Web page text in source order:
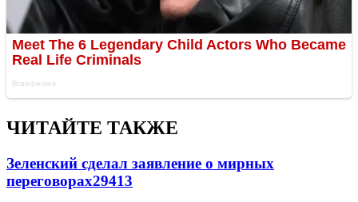
ЧИТАЙТЕ ТАКЖЕ
Зеленский сделал заявление о мирных
переговорах29413